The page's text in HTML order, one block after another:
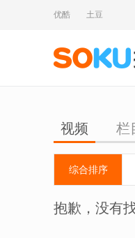
优酷 土豆
视频 栏
综合排序
抱歉，没有